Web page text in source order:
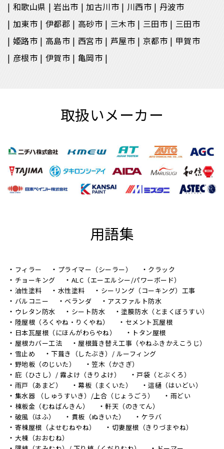
和歌山県 岩出市 加古川市 川西市
丹波市
加東市
伊都郡 高砂市 三木市 三田市
三田市
姫路市
高島市 西宮市 芦屋市 京都市
甲賀市
彦根市
伊賀市 亀岡市
取扱いメーカー
用語集
フィラー プライマー（シーラー）
クラック
チョーキング
ALC（エーエルシー/パワーボード）
油性塗料
水性塗料
シーリング（コーキング）工事
バルコニー
ベランダ
アスファルト防水
ウレタン防水
シート防水
塗膜防水（とまくぼうすい）
陸屋根（ろくやね・りくやね）
セメント瓦屋根
日本瓦屋根（にほんがわらやね）
トタン屋根
屋根カバー工法
屋根葺き替え工事（やねふきかえこうじ）
雪止め
下葺き（したぶき）/ ルーフィング
野地板（のじいた）
笠木（かさぎ）
庇（ひさし）/ 霧よけ（きりよけ）
戸袋（とぶくろ）
雨戸（あまど）
幕板（まくいた）
這樋（はいどい）
集水器 （しゅうすいき）/上合（じょうごう）
雨どい
棟板金（むねばんきん）
軒天（のきてん）
破風（はふ）
貫板（ぬきいた）
ケラバ
寄棟屋根（よせむねやね）
切妻屋根（きりづまやね）
大棟（おおむね）